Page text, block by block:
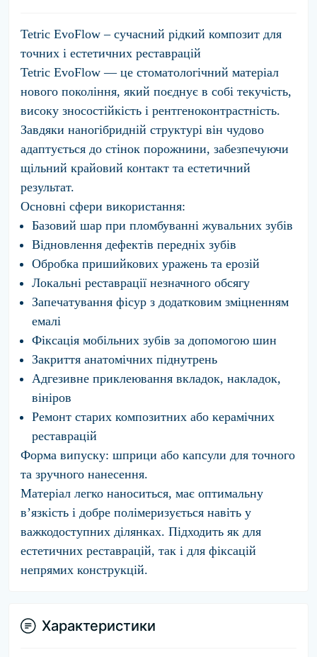
Tetric EvoFlow – сучасний рідкий композит для
точних і естетичних реставрацій
Tetric EvoFlow — це стомaтологічний мaтеріал
нового покоління, який поєднує в собі текучість,
високу зносостійкість і рентгеноконтрастність.
Завдяки наногібридній структурі він чудово
адаптується до стінок порожнини, забезпечуючи
щільний крайовий контакт та естетичний
результат.
Основні сфери використання:
Базовий шар при пломбуванні жувальних зубів
Відновлення дефектів передніх зубів
Обробка пришийкових уражень та ерозій
Локальні реставрації незначного обсягу
Запечатування фісур з додатковим зміцненням
емалі
Фіксація мобільних зубів за допомогою шин
Закриття анатомічних піднутрень
Адгезивне приклеювання вкладок, накладок,
вініров
Ремонт старих композитних або керамічних
реставрацій
Форма випуску: шприци або капсули для точного
та зручного нанесення.
Матеріал легко наноситься, має оптимальну
в’язкість і добре полімеризується навіть у
важкодоступних ділянках. Підходить як для
естетичних реставрацій, так і для фіксацій
непрямих конструкцій.
Характеристики